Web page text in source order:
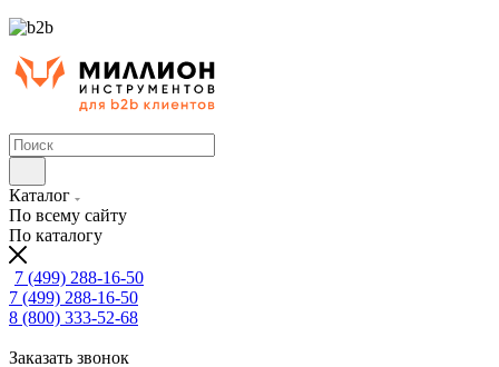
Каталог
По всему сайту
По каталогу
7 (499) 288-16-50
7 (499) 288-16-50
8 (800) 333-52-68
Заказать звонок